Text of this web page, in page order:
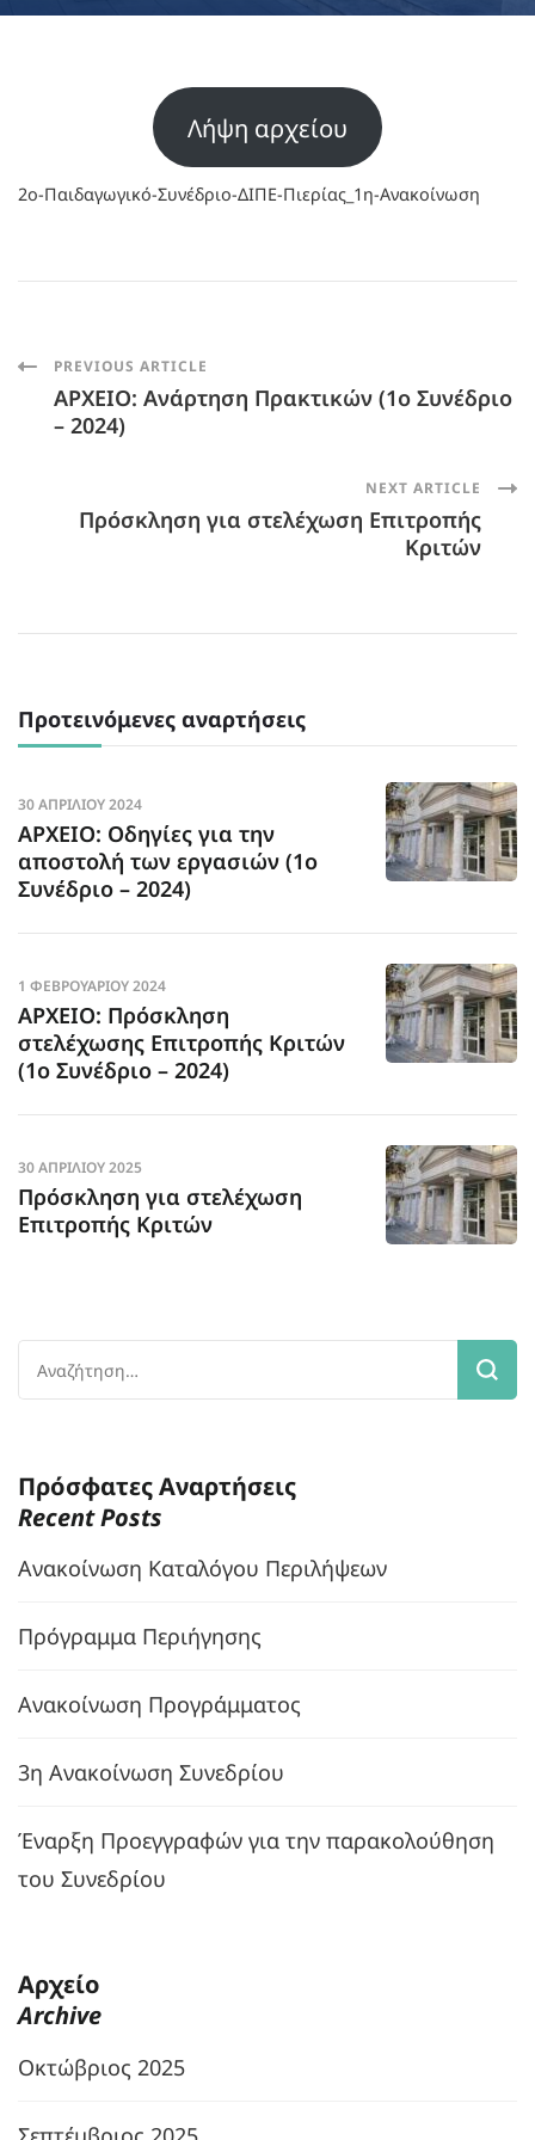
Λήψη αρχείου
2ο-Παιδαγωγικό-Συνέδριο-ΔΙΠΕ-Πιερίας_1η-Ανακοίνωση
Post
Navigation
PREVIOUS ARTICLE
ΑΡΧΕΙΟ: Ανάρτηση Πρακτικών (1ο Συνέδριο
– 2024)
NEXT ARTICLE
Πρόσκληση για στελέχωση Επιτροπής
Κριτών
Προτεινόμενες αναρτήσεις
30 ΑΠΡΙΛΊΟΥ 2024
ΑΡΧΕΙΟ: Οδηγίες για την
αποστολή των εργασιών (1ο
Συνέδριο – 2024)
1 ΦΕΒΡΟΥΑΡΊΟΥ 2024
ΑΡΧΕΙΟ: Πρόσκληση
στελέχωσης Επιτροπής Κριτών
(1ο Συνέδριο – 2024)
30 ΑΠΡΙΛΊΟΥ 2025
Πρόσκληση για στελέχωση
Επιτροπής Κριτών
Αναζήτηση
για:
Πρόσφατες Αναρτήσεις
Recent Posts
Ανακοίνωση Καταλόγου Περιλήψεων
Πρόγραμμα Περιήγησης
Ανακοίνωση Προγράμματος
3η Ανακοίνωση Συνεδρίου
Έναρξη Προεγγραφών για την παρακολούθηση
του Συνεδρίου
Αρχείο
Archive
Οκτώβριος 2025